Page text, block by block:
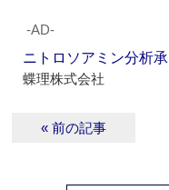
‐AD‐
ニトロソアミン分析
蝶理株式会社
« 前の記事